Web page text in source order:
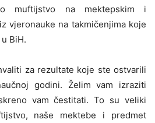
muftijstvo na mektepskim i
vjeronauke na takmičenjima koje
BiH.
za rezultate koje ste ostvarili
godini. Želim vam izraziti
vam čestitati. To su veliki
naše mektebe i predmet